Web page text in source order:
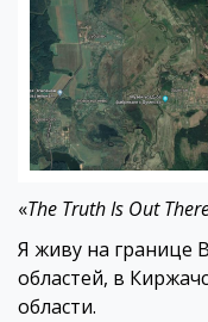
«The Truth Is Out
Я живу на границе
областей, в
области.